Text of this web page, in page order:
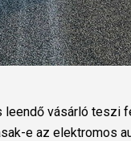
vásárló teszi
e az elektromos